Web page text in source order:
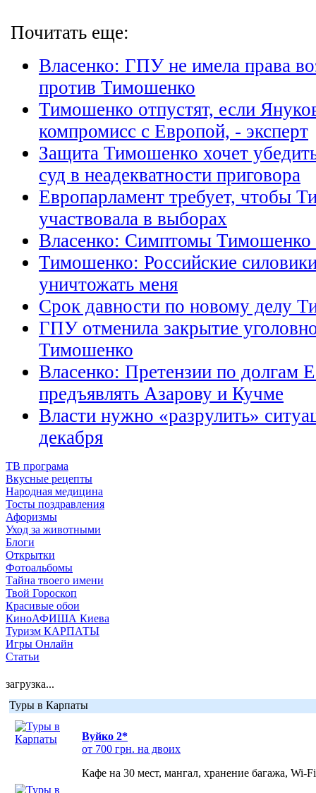
Почитать еще:
Власенко: ГПУ не имела права
против Тимошенко
Тимошенко отпустят, если
компромисс с Европой, - эксперт
Защита Тимошенко хочет
суд в неадекватности приговора
Европарламент требует, чтобы
участвовала в выборах
Власенко: Симптомы Тимошенко
Тимошенко: Российские
уничтожать меня
Срок давности по новому делу
ГПУ отменила закрытие
Тимошенко
Власенко: Претензии по
предъявлять Азарову и Кучме
Власти нужно «разрулить»
декабря
ТВ програма
Вкусные рецепты
Народная медицина
Тосты поздравления
Афоризмы
Уход за животными
Блоги
Открытки
Фотоальбомы
Тайна твоего имени
Твой Гороскоп
Красивые обои
КиноАФИША Киева
Туризм КАРПАТЫ
Игры Онлайн
Статьи
загрузка...
Туры в Карпаты
Вуйко 2*
от 700 грн. на двоих
Кафе на 30 мест, мангал, хранение багажа, Wi-